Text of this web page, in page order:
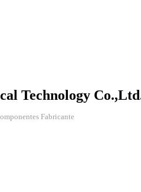
Technology
Fabricante